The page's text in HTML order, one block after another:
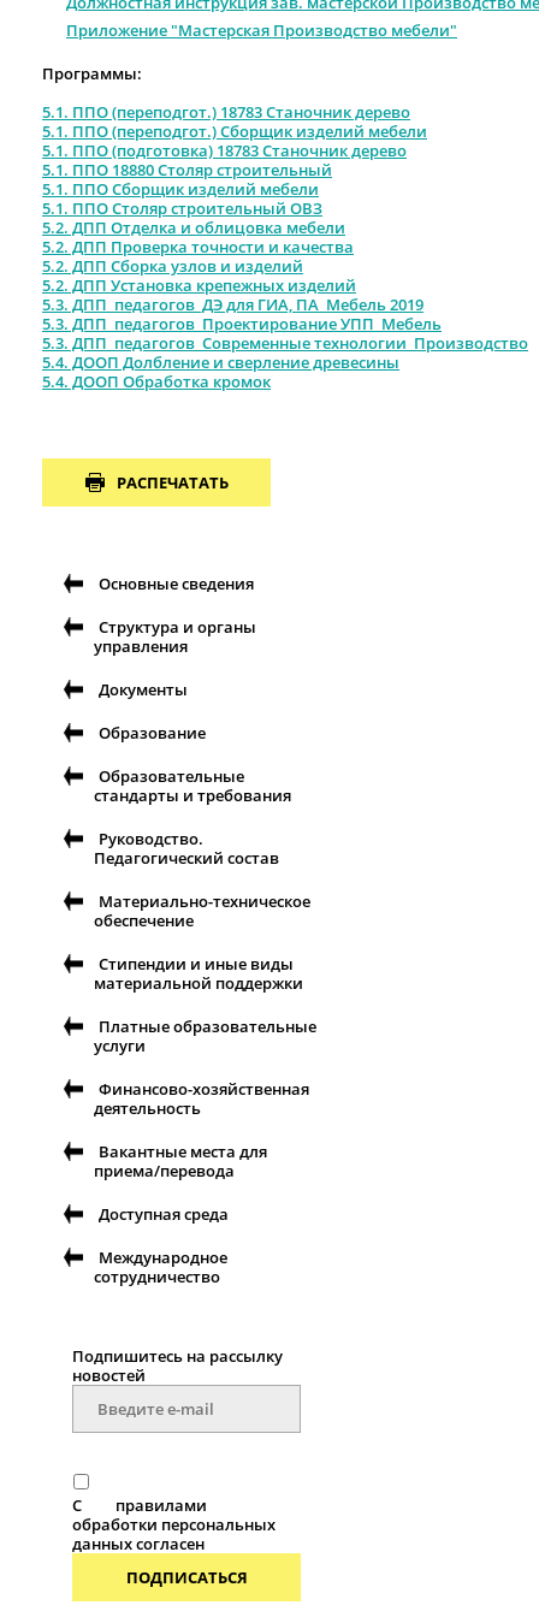
Приложение "Мастерская Производство мебели"
Программы:
5.1. ППО (переподгот.) 18783 Станочник дерево
5.1. ППО (переподгот.) Сборщик изделий мебели
5.1. ППО (подготовка) 18783 Станочник дерево
5.1. ППО 18880 Столяр строительный
5.1. ППО Сборщик изделий мебели
5.1. ППО Столяр строительный ОВЗ
5.2. ДПП Отделка и облицовка мебели
5.2. ДПП Проверка точности и качества
5.2. ДПП Сборка узлов и изделий
5.2. ДПП Установка крепежных изделий
5.3. ДПП_педагогов_ДЭ для ГИА, ПА_Мебель 2019
5.3. ДПП_педагогов_Проектирование УПП_Мебель
5.3. ДПП_педагогов_Современные технологии_Производство
5.4. ДООП Долбление и сверление древесины
5.4. ДООП Обработка кромок
РАСПЕЧАТАТЬ
Основные сведения
Структура и органы
управления
Документы
Образование
Образовательные
стандарты и требования
Руководство.
Педагогический состав
Материально-техническое
обеспечение
Стипендии и иные виды
материальной поддержки
Платные образовательные
услуги
Финансово-хозяйственная
деятельность
Вакантные места для
приема/перевода
Доступная среда
Международное
сотрудничество
Подпишитесь на рассылку
новостей
С
правилами
обработки персональных
данных согласен
ПОДПИСАТЬСЯ